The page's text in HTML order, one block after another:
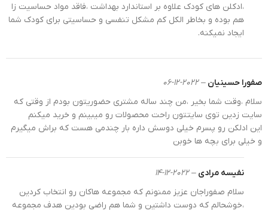
برای سازگاری با پوست و سیستم تنفسی کودکان رقیق
سازی شده است. به همین دلیل ادکلن کودک بسیار سبک و
ملایم است. از طرفی روایح تند و تلخ در ادکلن کودک
دارد و از گروه بویایی مرکباتی و خوراکی مثل وانیل و شکلات
که محبوب کودکان هستند بهره می‌برد. به کودک اجازه
بدهید روایح مختلف را بو کند تا حافظه‌بویاییش گسترده‌تر
شود و بتواند رایحه مورد علاقه خود را شناسایی و انتخاب
کند. با وجود رعایت تمام نکات ایمنی و سلامت در تولید
ادکلن کودک اما بازهم برای نوزادان و کودکان مبتلا به آلرژی
استفاده از ادکلن محدودیت دارد.
،ادکلن های کودک علاوه بر استاندارد بهداشت ،فاقد مواد حساسیت زا
هم بوده و بخاطر الکل کم مشکل تنفسی و حساسیتی برای کودک شما
ایجاد نمیکنه.
صفورا حسینیان –
2022-12-06
سلام ،وقت شما بخیر ،من چند ساله مشتری حضوریتون بودم از وقتی که
سایت زدین توی سایتتون راحت محصولات رو میبینم و خرید میکنم
این ادلکن رو پسرم خیلی دوسش داره بار چندمی هست که براش میگیرم
و خیلی برای بچه ها خوبن
نفیسه مرادی –
2022-12-14
سلام صفوراجان عزیز ممنونم که مجموعه هاکان رو انتخاب کردین
،خوشحالم که دوست داشتین و شما هم راضی بودین هدف مجموعه